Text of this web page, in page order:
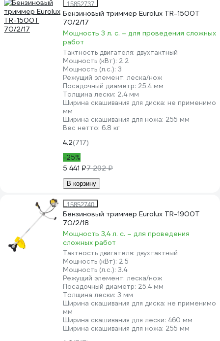
15852737
Бензиновый триммер Eurolux TR-1500T
70/2/17
Мощность 3 л. с. – для проведения сложных
работ
Тактность двигателя: двухтактный
Мощность (кВт): 2.2
Мощность (л.с.): 3
Режущий элемент: леска/нож
Посадочный диаметр: 25.4 мм
Толщина лески: 2.4 мм
Ширина скашивания для диска: не применимо
мм
Ширина скашивания для ножа: 255 мм
Вес нетто: 6.8 кг
4.2(717)
-25%
5 441 ₽7 292 ₽
В корзину
15852740
Бензиновый триммер Eurolux TR-1900T
70/2/18
Мощность 3,4 л. с. – для проведения
сложных работ
Тактность двигателя: двухтактный
Мощность (кВт): 2.5
Мощность (л.с.): 3.4
Режущий элемент: леска/нож
Посадочный диаметр: 25.4 мм
Толщина лески: 3 мм
Ширина скашивания для диска: не применимо
мм
Ширина скашивания для лески: 460 мм
Ширина скашивания для ножа: 255 мм